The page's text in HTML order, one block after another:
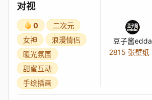
对视
0
二次元
女神
浪漫情侣
暖光氛围
甜蜜互动
手绘插画
豆子酱edda
2815 张壁纸